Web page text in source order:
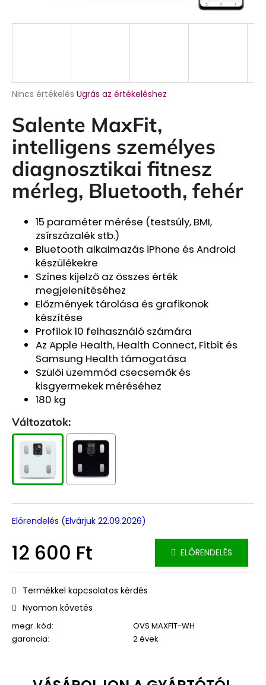
A
átlagos
értékelése
5-
ből
0,0
csillag.
Nincs értékelés Ugrás az értékeléshez
Salente MaxFit,
intelligens személyes
diagnosztikai fitnesz
mérleg, Bluetooth, fehér
15 paraméter mérése (testsúly, BMI,
zsírszázalék stb.)
Bluetooth alkalmazás iPhone és Android
készülékekre
Színes kijelző az összes érték
megjelenítéséhez
Előzmények tárolása és grafikonok
készítése
Profilok 10 felhasználó számára
Az Apple Health, Health Connect, Fitbit és
Samsung Health támogatása
Szülői üzemmód csecsemők és
kisgyermekek méréséhez
180 kg
Változatok:
Előrendelés (elvárjuk 22.09.2026)
12 600 Ft ELŐRENDELÉS
megr. kód:
OVS MAXFIT-WH
garancia: 2 évek
Termékkel kapcsolatos kérdés
Nyomon követés